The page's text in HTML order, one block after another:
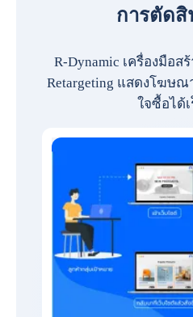
การตัดสิ
R-Dynamic เครื่องมือ
Retargeting แสดงโฆษณ
ใจซื้อได้